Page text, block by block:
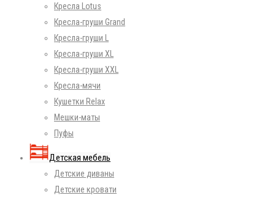
Кресла Lotus
Кресла-груши Grand
Кресла-груши L
Кресла-груши XL
Кресла-груши XXL
Кресла-мячи
Кушетки Relax
Мешки-маты
Пуфы
Детская мебель
Детские диваны
Детские кровати